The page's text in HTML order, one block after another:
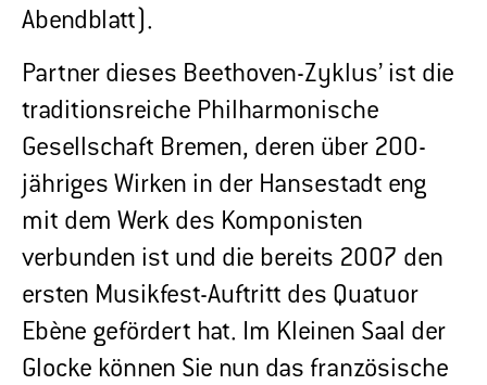
Abendblatt).
Partner dieses Beethoven-Zyklus’ ist die
traditionsreiche Philharmonische
Gesellschaft Bremen, deren über 200-
jähriges Wirken in der Hansestadt eng
mit dem Werk des Komponisten
verbunden ist und die bereits 2007 den
ersten Musikfest-Auftritt des Quatuor
Ebène gefördert hat. Im Kleinen Saal der
Glocke können Sie nun das französische